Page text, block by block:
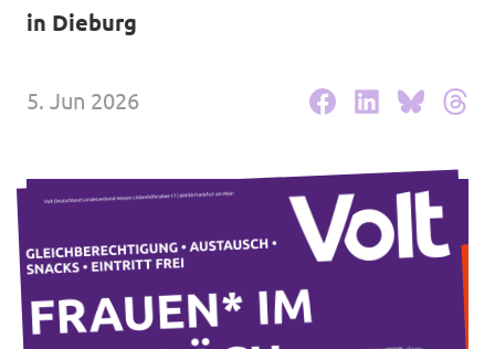
Website Volt Deutschland
Volt Deutschland Merchandise Shop
Kommunalwahl 2026
Mache bei uns mit!
in Dieburg
5. Jun 2026